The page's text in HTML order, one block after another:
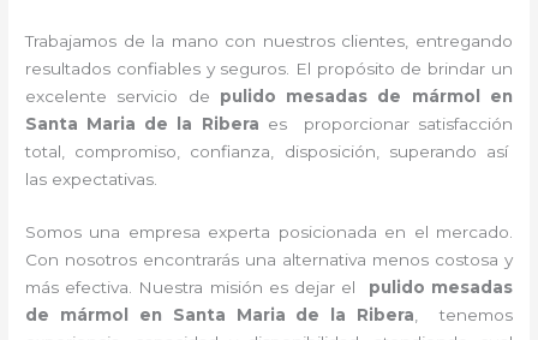
Trabajamos de la mano con nuestros clientes, entregando
resultados confiables y seguros. El propósito de brindar un
excelente servicio de pulido mesadas de mármol
en
Santa Maria de la Ribera es proporcionar satisfacción
total, compromiso, confianza, disposición, superando así
las expectativas.
Somos una empresa experta posicionada en el mercado.
Con nosotros encontrarás una alternativa menos costosa y
más efectiva. Nuestra misión es dejar el pulido mesadas
de mármol
en Santa Maria de la Ribera, tenemos